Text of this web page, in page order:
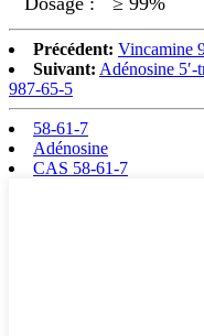
Précédent: Vincamine
Suivant: Adénosine
987-65-5
58-61-7
Adénosine
CAS 58-61-7